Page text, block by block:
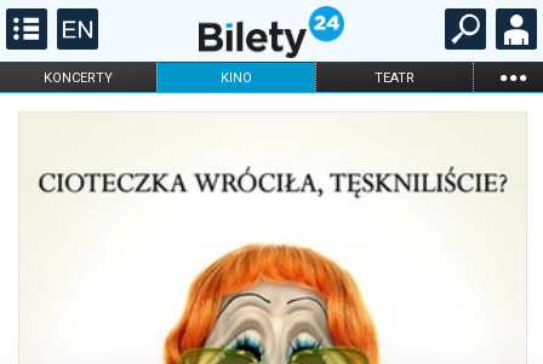
KONCERTY KINO TEATR ...
FILHARMONIA OPERA I BALET